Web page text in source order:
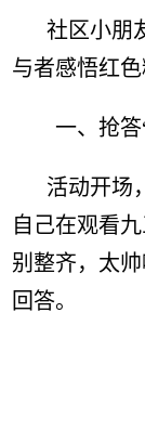
社区小朋
与者感悟红
一、抢
活动开场
自己在观看
别整齐，太
回答。